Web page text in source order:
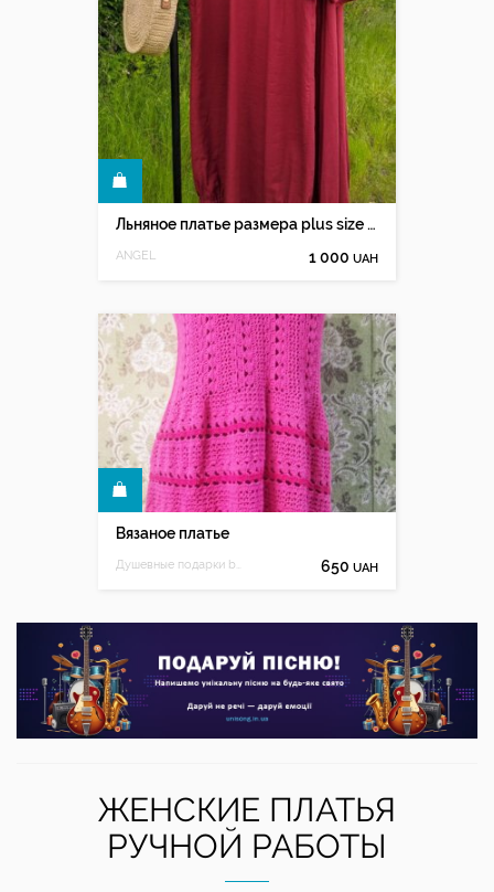
Льняное платье размера plus size оверсайз
ANGEL 1 000 UAH
Вязаное платье
Душевные подарки by Myrka-FM 650 UAH
ЖЕНСКИЕ ПЛАТЬЯ
РУЧНОЙ РАБОТЫ